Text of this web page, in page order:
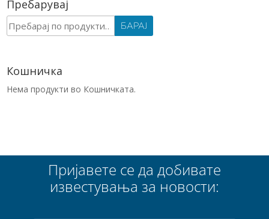
Пребарувај
Барај
за:
БАРАЈ
Кошничка
Нема продукти во Кошничката.
Пријавете се да добивате
известувања за новости: